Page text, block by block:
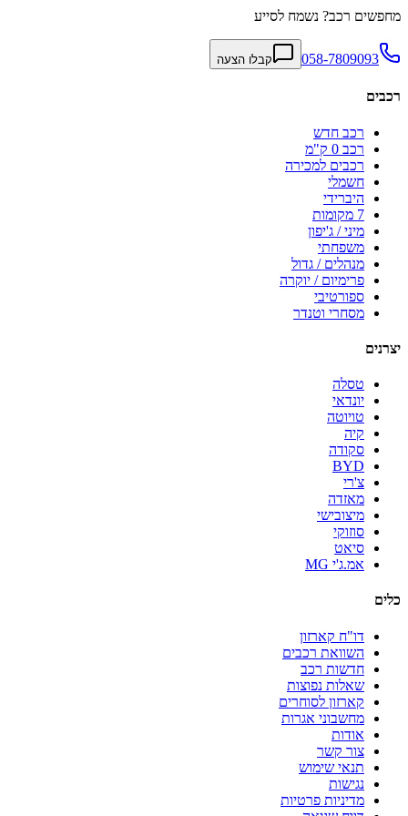
מחפשים רכב? נשמח לסייע
058-7809093 קבלו הצעה
רכבים
רכב חדש
רכב 0 ק"מ
רכבים למכירה
חשמלי
היברידי
7 מקומות
מיני / ג'יפון
משפחתי
מנהלים / גדול
פרימיום / יוקרה
ספורטיבי
מסחרי וטנדר
יצרנים
טסלה
יונדאי
טויוטה
קיה
סקודה
BYD
צ'רי
מאזדה
מיצובישי
סוזוקי
סיאט
אמ.ג'י MG
כלים
דו"ח קארזון
השוואת רכבים
חדשות רכב
שאלות נפוצות
קארזון לסוחרים
מחשבוני אגרות
אודות
צור קשר
תנאי שימוש
נגישות
מדיניות פרטיות